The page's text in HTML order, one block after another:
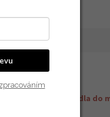
Stylová zavazadla do
zpracováním